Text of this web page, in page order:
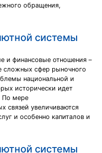
обращения,
системы
и финансовые отношения –
сложных сфер рыночного
национальной и
исторически идет
По мере
связей увеличиваются
и особенно капиталов и
системы